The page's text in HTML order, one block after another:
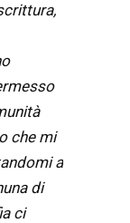
che mi
a
di
ci